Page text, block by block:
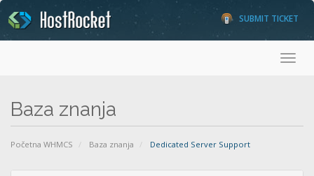
SUBMIT TICKET
Baza znanja
Početna WHMCS Baza znanja Dedicated Server Support